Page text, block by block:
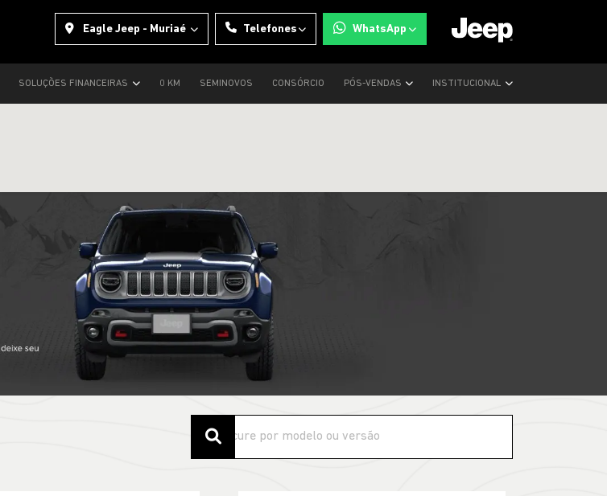
Eagle Jeep - Muriaé Telefones WhatsApp
SOLUÇÕES FINANCEIRAS 0 KM SEMINOVOS CONSÓRCIO PÓS-VENDAS INSTITUCIONAL